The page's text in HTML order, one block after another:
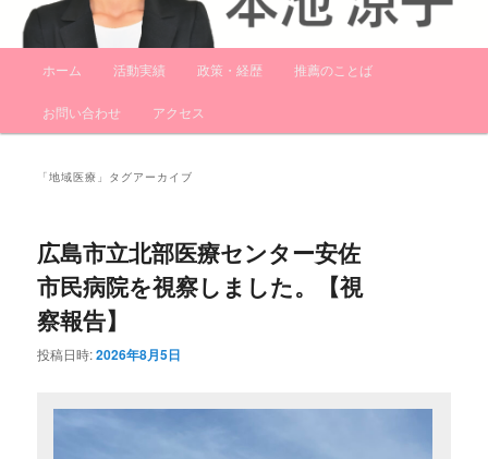
メ
メ
イ
ン
テ
ン
サ
ブ
テ
ン
ツ
ホーム 活動実績 政策・経歴 推薦のことば
お問い合わせ アクセス
「地域医療 」タグアーカイブ
広島市立北部医療センター安佐
市民病院を視察しました。【視
察報告】
投稿日時:2026年8月5日